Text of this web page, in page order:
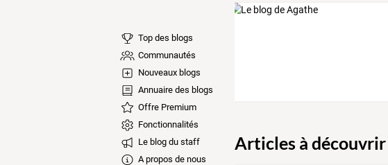
Top des blogs
Communautés
Nouveaux blogs
Annuaire des blogs
Offre Premium
Fonctionnalités
Le blog du staff
A propos de nous
Articles à découvrir